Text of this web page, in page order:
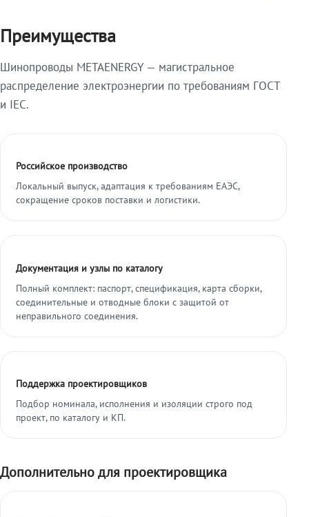
Преимущества
Шинопроводы METAENERGY — магистральное
распределение электроэнергии по требованиям ГОСТ
и IEC.
Российское производство
Локальный выпуск, адаптация к требованиям ЕАЭС,
сокращение сроков поставки и логистики.
Документация и узлы по каталогу
Полный комплект: паспорт, спецификация, карта сборки,
соединительные и отводные блоки с защитой от
неправильного соединения.
Поддержка проектировщиков
Подбор номинала, исполнения и изоляции строго под
проект, по каталогу и КП.
Дополнительно для проектировщика